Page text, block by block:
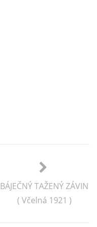
BÁJEČNÝ TAŽENÝ ZÁVIN
( Včelná 1921 )